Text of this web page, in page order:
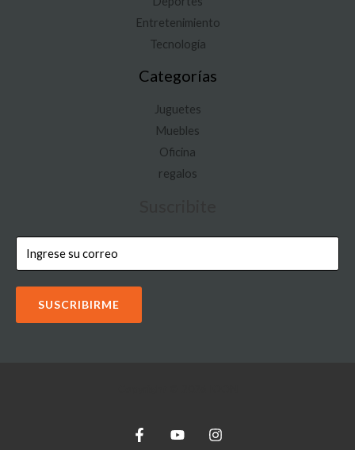
Entretenimiento
Tecnología
Categorías
Juguetes
Muebles
Oficina
regalos
SUSCRIBIRME